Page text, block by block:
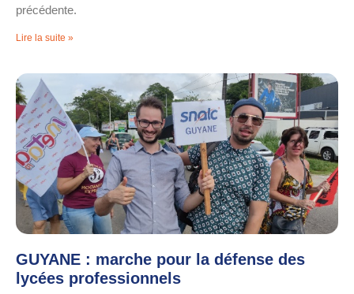
précédente.
Lire la suite »
GUYANE : marche pour la défense des
lycées professionnels